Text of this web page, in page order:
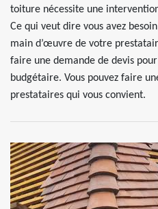
toiture nécessite une
Ce qui veut dire vous avez
main d’œuvre de votre
faire une demande de devis
budgétaire. Vous pouvez faire
prestataires qui vous convient.